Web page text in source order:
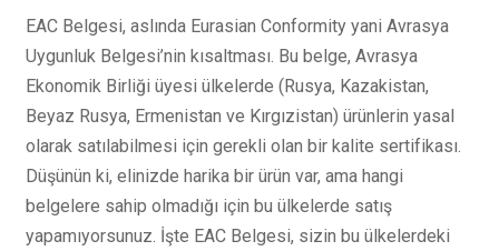
EAC Belgesi, aslında Eurasian Conformity yani Avrasya
Uygunluk Belgesi’nin kısaltması. Bu belge, Avrasya
Ekonomik Birliği üyesi ülkelerde (Rusya, Kazakistan,
Beyaz Rusya, Ermenistan ve Kırgızistan) ürünlerin yasal
olarak satılabilmesi için gerekli olan bir kalite sertifikası.
Düşünün ki, elinizde harika bir ürün var, ama hangi
belgelere sahip olmadığı için bu ülkelerde satış
yapamıyorsunuz. İşte EAC Belgesi, sizin bu ülkelerdeki